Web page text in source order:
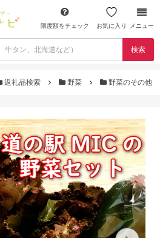
限度額をチェック お気に入り メニュー
検索
返礼品検索 野菜 野菜のその他